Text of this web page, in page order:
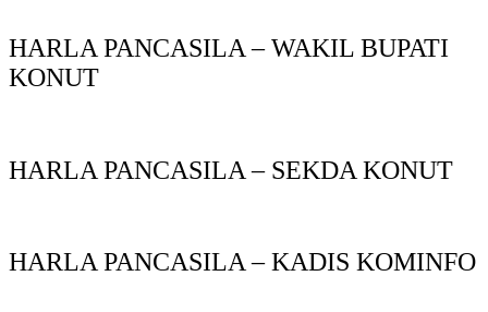
HARLA PANCASILA – WAKIL BUPATI
KONUT
HARLA PANCASILA – SEKDA KONUT
HARLA PANCASILA – KADIS KOMINFO